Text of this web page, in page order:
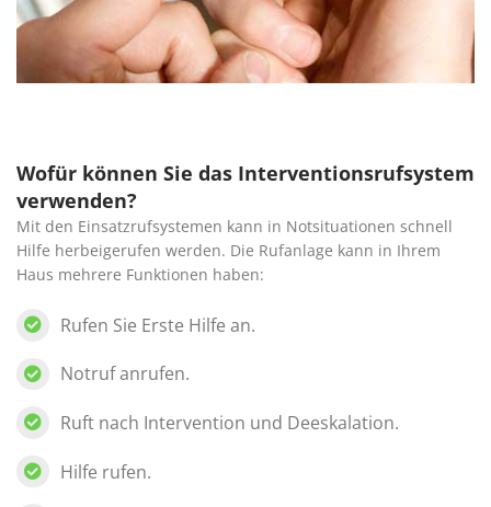
Wofür können Sie das Interventionsrufsystem
verwenden?
Mit den Einsatzrufsystemen kann in Notsituationen schnell
Hilfe herbeigerufen werden. Die Rufanlage kann in Ihrem
Haus mehrere Funktionen haben:
Rufen Sie Erste Hilfe an.
Notruf anrufen.
Ruft nach Intervention und Deeskalation.
Hilfe rufen.